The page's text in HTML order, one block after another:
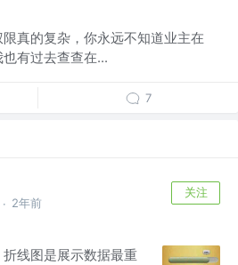
真的复杂，你永远不知道业主在
有过去查查在...
7
· 2年前
关注
线图是展示数据最重